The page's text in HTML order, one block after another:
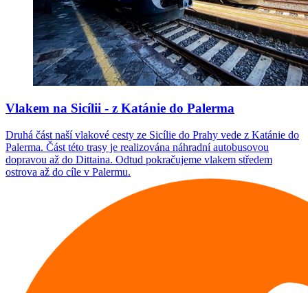
Vlakem na Sicílii - z Katánie do Palerma
Druhá část naší vlakové cesty ze Sicílie do Prahy vede z Katánie do
Palerma. Část této trasy je realizována náhradní autobusovou
dopravou až do Dittaina. Odtud pokračujeme vlakem středem
ostrova až do cíle v Palermu.